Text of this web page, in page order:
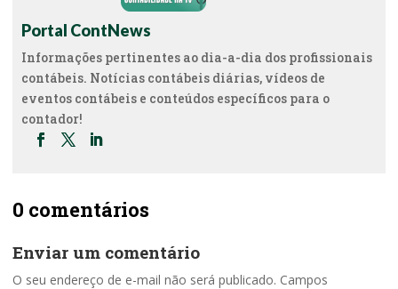
Portal ContNews
Informações pertinentes ao dia-a-dia dos profissionais
contábeis. Notícias contábeis diárias, vídeos de
eventos contábeis e conteúdos específicos para o
contador!
0 comentários
Enviar um comentário
O seu endereço de e-mail não será publicado. Campos